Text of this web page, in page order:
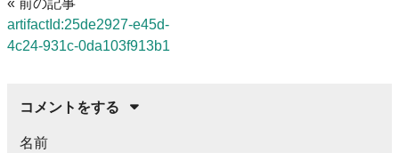
artifactId:25de2927-e45d-
4c24-931c-0da103f913b1
コメントをする
名前